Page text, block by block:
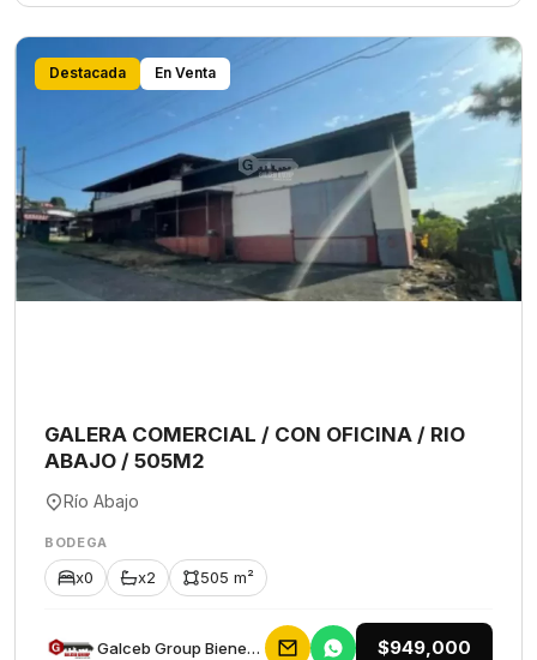
Destacada En Venta
GALERA COMERCIAL / CON OFICINA / RIO
ABAJO / 505M2
Río Abajo
BODEGA
x0 x2 505 m²
Galceb Group Bienes Raices $949,000